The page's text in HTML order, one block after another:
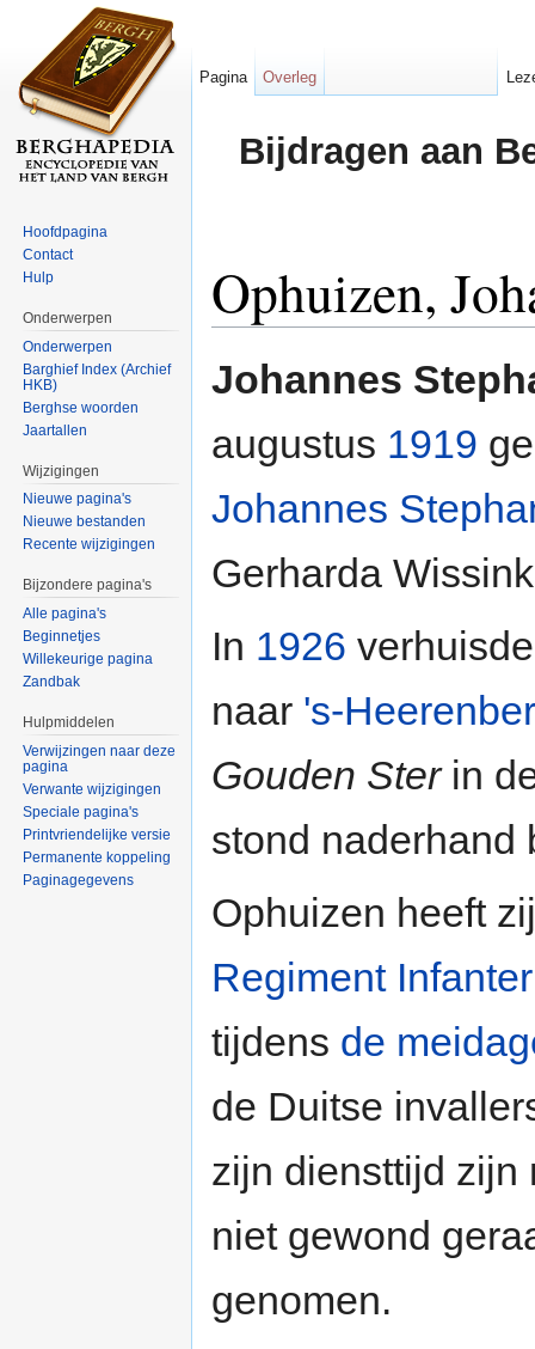
Bijdragen aan
Ophuizen,
Johannes
augustus 1919
Johannes
Gerharda
In 1926
naar 's-
Gouden Sterin
stond
Ophuizen heeft
Regiment
tijdens de
de Duitse
zijn diensttijd zijn
niet gewond
genomen.
Pagina Overleg
Hoofdpagina
Contact
Hulp
Onderwerpen
Onderwerpen
Barghief Index (Archief
HKB)
Berghse woorden
Jaartallen
Wijzigingen
Nieuwe pagina's
Nieuwe bestanden
Recente wijzigingen
Bijzondere pagina's
Alle pagina's
Beginnetjes
Willekeurige pagina
Zandbak
Hulpmiddelen
Verwijzingen naar deze
pagina
Verwante wijzigingen
Speciale pagina's
Printvriendelijke versie
Permanente koppeling
Paginagegevens